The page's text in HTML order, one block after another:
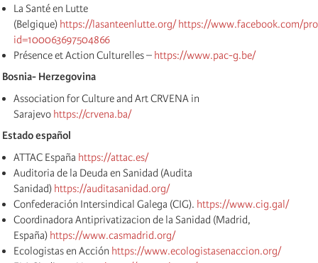
La Santé en Lutte
(Belgique) https://lasanteenlutte.org/ https://www.facebook.com/
id=100063697504866
Présence et Action Culturelles – https://www.pac-g.be/
Bosnia- Herzegovina
Association for Culture and Art CRVENA in
Sarajevo https://crvena.ba/
Estado español
ATTAC España https://attac.es/
Auditoria de la Deuda en Sanidad (Audita
Sanidad) https://auditasanidad.org/
Confederación Intersindical Galega (CIG). https://www.cig.gal/
Coordinadora Antiprivatizacion de la Sanidad (Madrid,
España) https://www.casmadrid.org/
Ecologistas en Acción https://www.ecologistasenaccion.org/